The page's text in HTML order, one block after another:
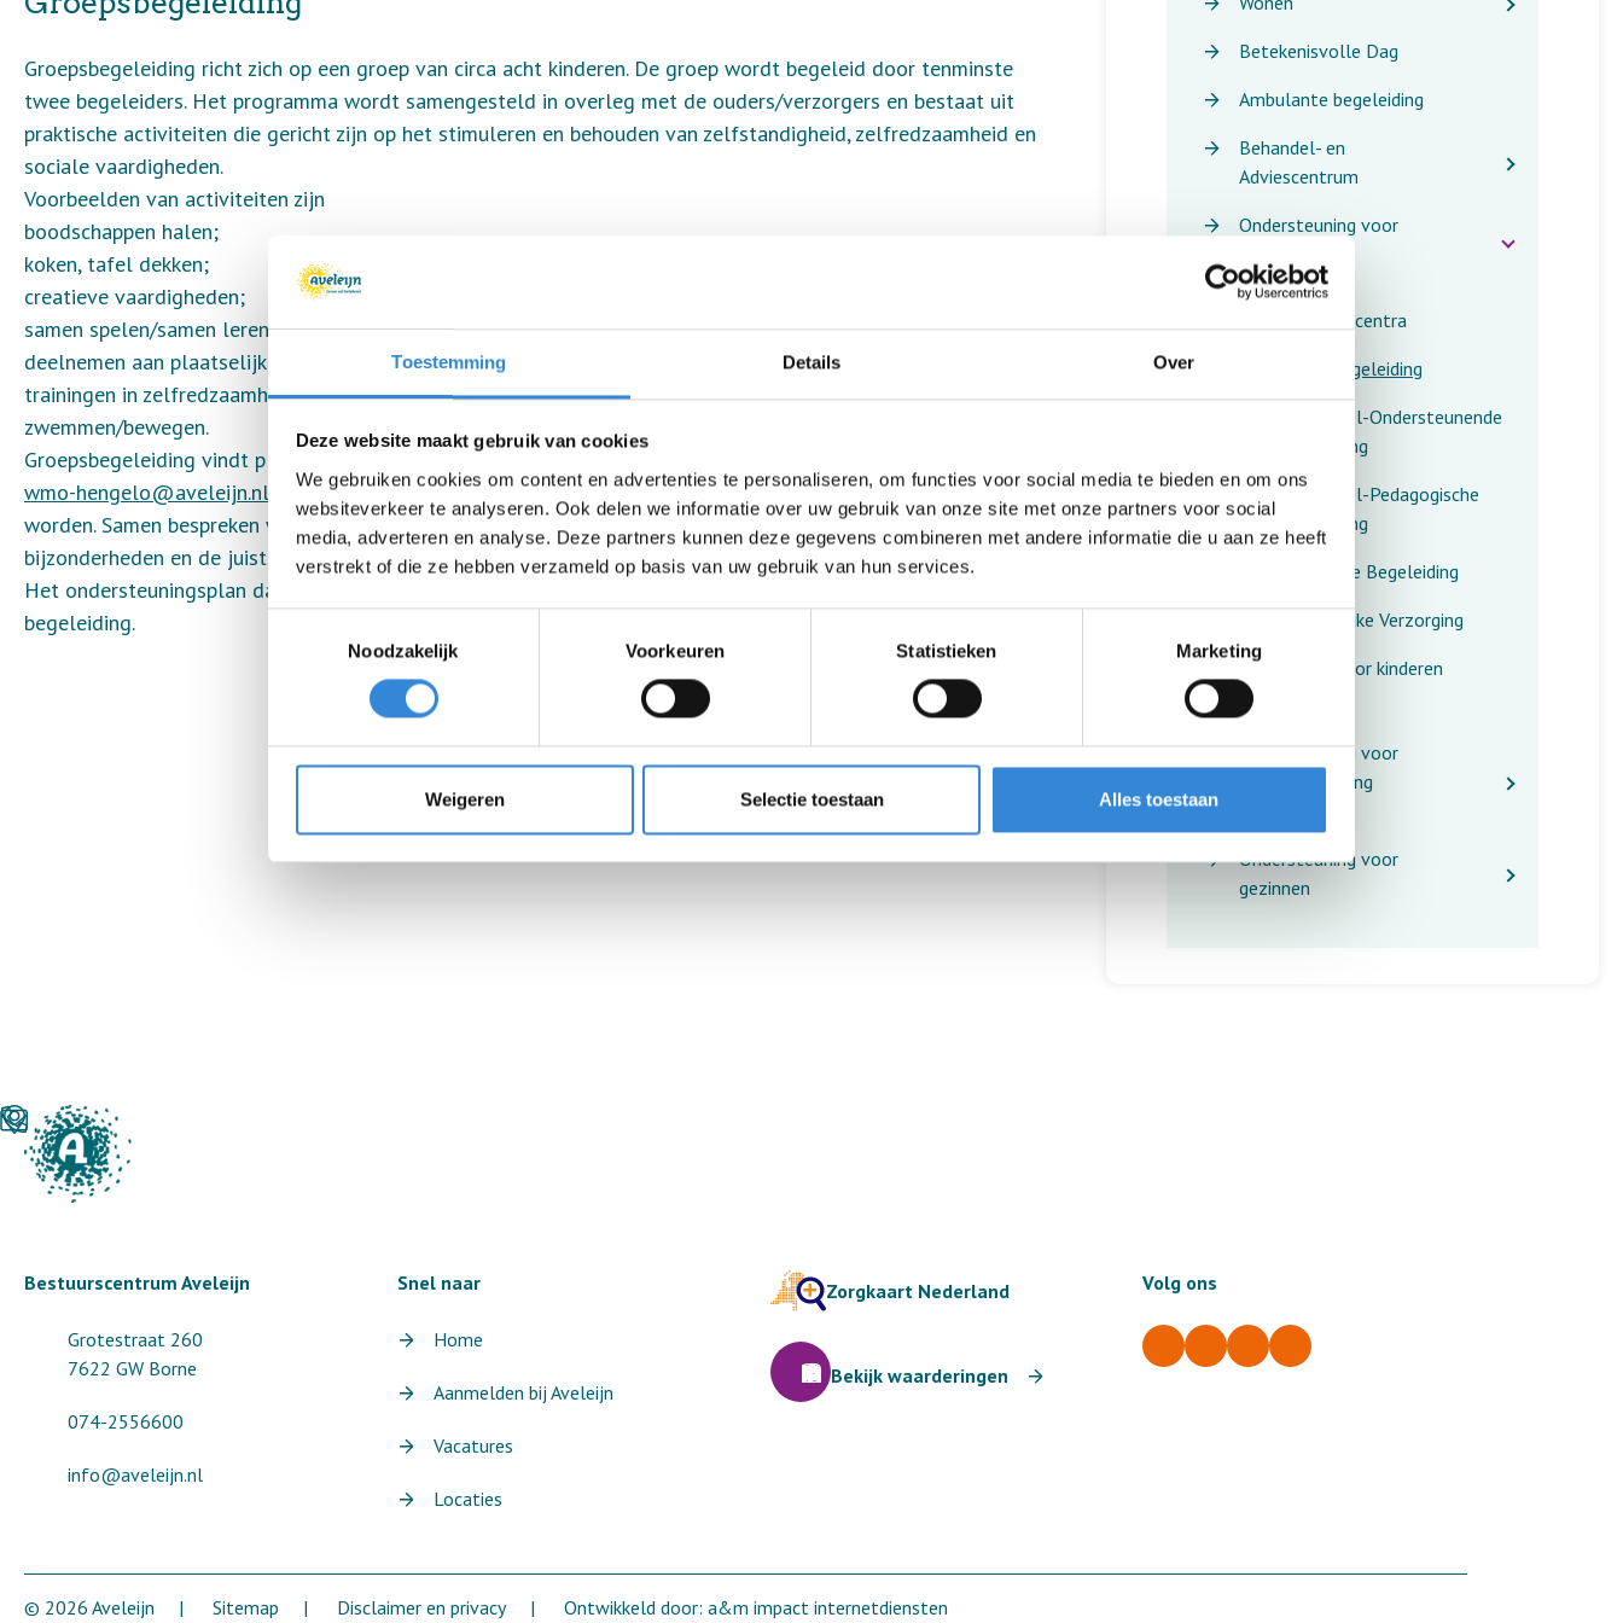
Toestemming Details Over
Deze website maakt gebruik van cookies
We gebruiken cookies om content en advertenties te personaliseren, om functies voor social media te bieden en om ons
websiteverkeer te analyseren. Ook delen we informatie over uw gebruik van onze site met onze partners voor social
media, adverteren en analyse. Deze partners kunnen deze gegevens combineren met andere informatie die u aan ze heeft
verstrekt of die ze hebben verzameld op basis van uw gebruik van hun services.
Noodzakelijk
Voorkeuren Statistieken Marketing
Weigeren Selectie toestaan Alles toestaan
Betekenisvolle Dag
Ambulante begeleiding
Behandel- en
Adviescentrum
Ondersteuning voor
Kinderdagcentra
Groepsbegeleiding
Individueel-Ondersteunende
Begeleiding
Individueel-Pedagogische
Begeleiding
Bijzondere Begeleiding
Persoonlijke Verzorging
Wonen voor kinderen
Ondersteuning voor
jongeren en jong
Ondersteuning voor
gezinnen
Groepsbegeleiding richt zich op een groep van circa acht kinderen. De groep wordt begeleid door tenminste
twee begeleiders. Het programma wordt samengesteld in overleg met de ouders/verzorgers en bestaat uit
praktische activiteiten die gericht zijn op het stimuleren en behouden van zelfstandigheid, zelfredzaamheid en
sociale vaardigheden.
Voorbeelden van activiteiten zijn
boodschappen halen;
koken, tafel dekken;
creatieve vaardigheden;
samen spelen/samen leren/samen werken;
deelnemen aan plaatselijke of regionale activiteiten;
trainingen in zelfredzaamheid;
zwemmen/bewegen.
Groepsbegeleiding vindt plaats op diverse locaties. Informeer naar de actuele groepen via 074 29 14 111 of
wmo-hengelo@aveleijn.nl . Bij voldoende aanmeldingen kan een extra groep op een nieuwe locatie gestart
worden. Samen bespreken we de nodige informatie over het kind zodat we op de hoogte zijn van de
bijzonderheden en de juiste benadering.
Het ondersteuningsplan dat we samen met de ouders/verzorgers opstellen dient als richtlijn voor de
begeleiding.
Bestuurscentrum Aveleijn
Grotestraat 260
7622 GW Borne
074-2556600
info@aveleijn.nl
Snel naar
Home
Aanmelden bij Aveleijn
Vacatures
Locaties
Zorgkaart Nederland
Bekijk waarderingen
Volg ons
© 2026 Aveleijn Sitemap Disclaimer en privacy Ontwikkeld door: a&m impact internetdiensten